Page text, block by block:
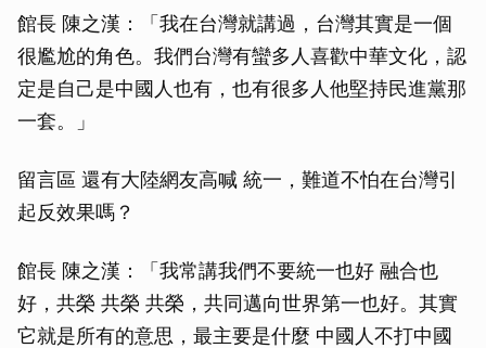
館長 陳之漢：「我在台灣就講過，台灣其實是一個
很尷尬的角色。我們台灣有蠻多人喜歡中華文化，認
定是自己是中國人也有，也有很多人他堅持民進黨那
一套。」
留言區 還有大陸網友高喊 統一，難道不怕在台灣引
起反效果嗎？
館長 陳之漢：「我常講我們不要統一也好 融合也
好，共榮 共榮 共榮，共同邁向世界第一也好。其實
它就是所有的意思，最主要是什麼 中國人不打中國